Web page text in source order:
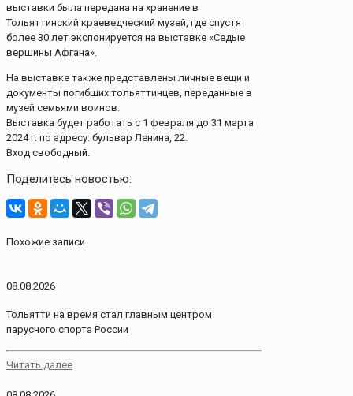
выставки была передана на хранение в
Тольяттинский краеведческий музей, где спустя
более 30 лет экспонируется на выставке «Седые
вершины Афгана».
На выставке также представлены личные вещи и
документы погибших тольяттинцев, переданные в
музей семьями воинов.
Выставка будет работать с 1 февраля до 31 марта
2024 г. по адресу: бульвар Ленина, 22.
Вход свободный.
Поделитесь новостью:
Похожие записи
08.08.2026
Тольятти на время стал главным центром
парусного спорта России
Читать далее